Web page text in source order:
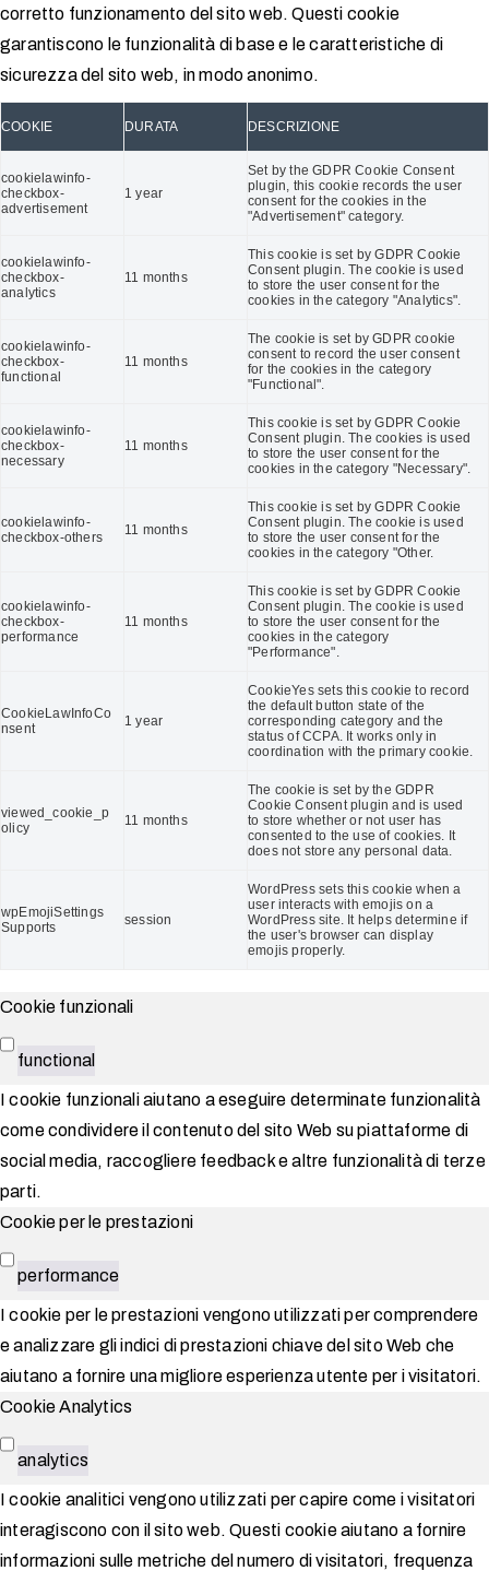
corretto funzionamento del sito web. Questi cookie
garantiscono le funzionalità di base e le caratteristiche di
sicurezza del sito web, in modo anonimo.
COOKIE DURATA DESCRIZIONE
cookielawinfo-
checkbox-
advertisement
1 year
Set by the GDPR Cookie Consent
plugin, this cookie records the user
consent for the cookies in the
"Advertisement" category.
cookielawinfo-
checkbox-
analytics
11 months
This cookie is set by GDPR Cookie
Consent plugin. The cookie is used
to store the user consent for the
cookies in the category "Analytics".
cookielawinfo-
checkbox-
functional
11 months
The cookie is set by GDPR cookie
consent to record the user consent
for the cookies in the category
"Functional".
cookielawinfo-
checkbox-
necessary
11 months
This cookie is set by GDPR Cookie
Consent plugin. The cookies is used
to store the user consent for the
cookies in the category "Necessary".
cookielawinfo-
checkbox-others
11 months
This cookie is set by GDPR Cookie
Consent plugin. The cookie is used
to store the user consent for the
cookies in the category "Other.
cookielawinfo-
checkbox-
performance
11 months
This cookie is set by GDPR Cookie
Consent plugin. The cookie is used
to store the user consent for the
cookies in the category
"Performance".
CookieLawInfoCo
nsent
1 year
CookieYes sets this cookie to record
the default button state of the
corresponding category and the
status of CCPA. It works only in
coordination with the primary cookie.
viewed_cookie_p
olicy
11 months
The cookie is set by the GDPR
Cookie Consent plugin and is used
to store whether or not user has
consented to the use of cookies. It
does not store any personal data.
wpEmojiSettings
Supports
session
WordPress sets this cookie when a
user interacts with emojis on a
WordPress site. It helps determine if
the user's browser can display
emojis properly.
Cookie funzionali
functional
I cookie funzionali aiutano a eseguire determinate funzionalità
come condividere il contenuto del sito Web su piattaforme di
social media, raccogliere feedback e altre funzionalità di terze
parti.
Cookie per le prestazioni
performance
I cookie per le prestazioni vengono utilizzati per comprendere
e analizzare gli indici di prestazioni chiave del sito Web che
aiutano a fornire una migliore esperienza utente per i visitatori.
Cookie Analytics
analytics
I cookie analitici vengono utilizzati per capire come i visitatori
interagiscono con il sito web. Questi cookie aiutano a fornire
informazioni sulle metriche del numero di visitatori, frequenza